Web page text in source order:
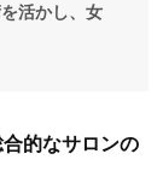
活かし、女
的なサロンの